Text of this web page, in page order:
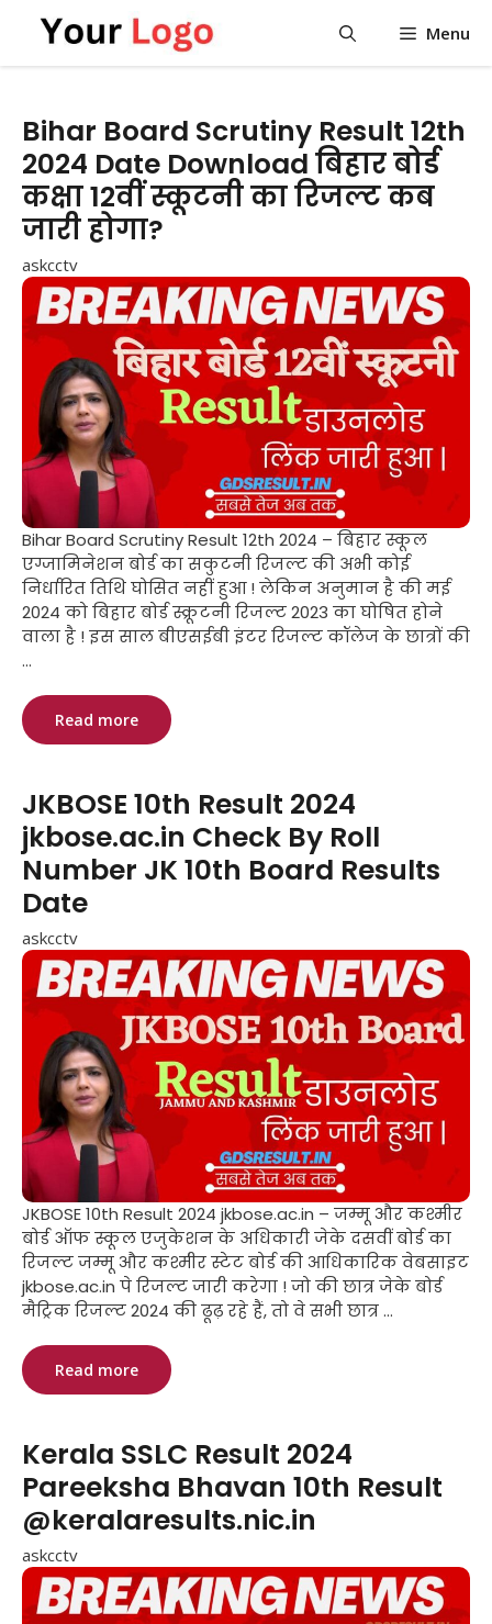
Menu
Bihar Board Scrutiny Result 12th
2024 Date Download बिहार बोर्ड
कक्षा 12वीं स्कूटनी का रिजल्ट कब
जारी होगा?
askcctv
Bihar Board Scrutiny Result 12th 2024 – बिहार स्कूल
एग्जामिनेशन बोर्ड का सकुटनी रिजल्ट की अभी कोई
निर्धारित तिथि घोसित नहीं हुआ ! लेकिन अनुमान है की मई
2024 को बिहार बोर्ड स्क्रूटनी रिजल्ट 2023 का घोषित होने
वाला है ! इस साल बीएसईबी इंटर रिजल्ट कॉलेज के छात्रों की
...
Read more
JKBOSE 10th Result 2024
jkbose.ac.in Check By Roll
Number JK 10th Board Results
Date
askcctv
JKBOSE 10th Result 2024 jkbose.ac.in – जम्मू और कश्मीर
बोर्ड ऑफ स्कूल एजुकेशन के अधिकारी जेके दसवीं बोर्ड का
रिजल्ट जम्मू और कश्मीर स्टेट बोर्ड की आधिकारिक वेबसाइट
jkbose.ac.in पे रिजल्ट जारी करेगा ! जो की छात्र जेके बोर्ड
मैट्रिक रिजल्ट 2024 की ढूढ़ रहे हैं, तो वे सभी छात्र ...
Read more
Kerala SSLC Result 2024
Pareeksha Bhavan 10th Result
@keralaresults.nic.in
askcctv